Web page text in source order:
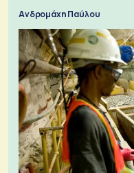
Ανδρομάχη Παύλου